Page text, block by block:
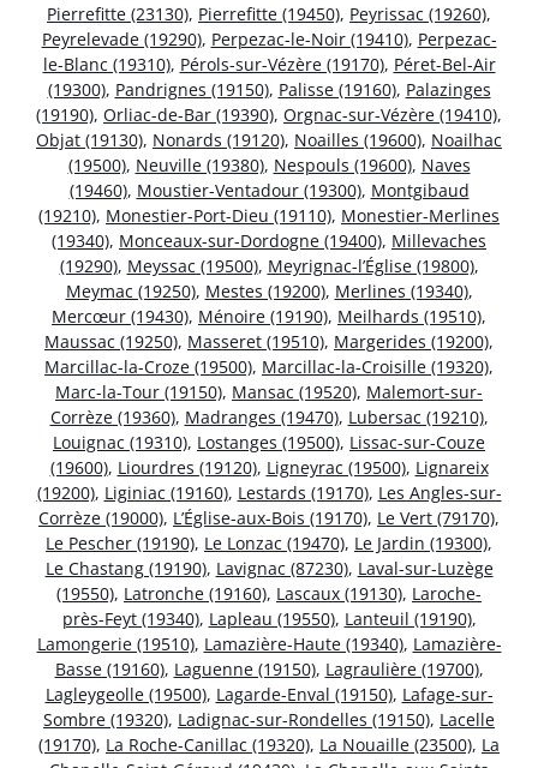
Pierrefitte (23130), Pierrefitte (19450), Peyrissac (19260),
Peyrelevade (19290), Perpezac-le-Noir (19410), Perpezac-
le-Blanc (19310), Pérols-sur-Vézère (19170), Péret-Bel-Air
(19300), Pandrignes (19150), Palisse (19160), Palazinges
(19190), Orliac-de-Bar (19390), Orgnac-sur-Vézère (19410),
Objat (19130), Nonards (19120), Noailles (19600), Noailhac
(19500), Neuville (19380), Nespouls (19600), Naves
(19460), Moustier-Ventadour (19300), Montgibaud
(19210), Monestier-Port-Dieu (19110), Monestier-Merlines
(19340), Monceaux-sur-Dordogne (19400), Millevaches
(19290), Meyssac (19500), Meyrignac-l’Église (19800),
Meymac (19250), Mestes (19200), Merlines (19340),
Mercœur (19430), Ménoire (19190), Meilhards (19510),
Maussac (19250), Masseret (19510), Margerides (19200),
Marcillac-la-Croze (19500), Marcillac-la-Croisille (19320),
Marc-la-Tour (19150), Mansac (19520), Malemort-sur-
Corrèze (19360), Madranges (19470), Lubersac (19210),
Louignac (19310), Lostanges (19500), Lissac-sur-Couze
(19600), Liourdres (19120), Ligneyrac (19500), Lignareix
(19200), Liginiac (19160), Lestards (19170), Les Angles-sur-
Corrèze (19000), L’Église-aux-Bois (19170), Le Vert (79170),
Le Pescher (19190), Le Lonzac (19470), Le Jardin (19300),
Le Chastang (19190), Lavignac (87230), Laval-sur-Luzège
(19550), Latronche (19160), Lascaux (19130), Laroche-
près-Feyt (19340), Lapleau (19550), Lanteuil (19190),
Lamongerie (19510), Lamazière-Haute (19340), Lamazière-
Basse (19160), Laguenne (19150), Lagraulière (19700),
Lagleygeolle (19500), Lagarde-Enval (19150), Lafage-sur-
Sombre (19320), Ladignac-sur-Rondelles (19150), Lacelle
(19170), La Roche-Canillac (19320), La Nouaille (23500), La